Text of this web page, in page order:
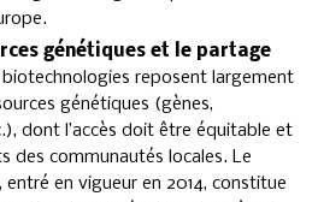
génétiques et le partage
biotechnologies reposent largement
génétiques (gènes,
dont l’accès doit être équitable et
des communautés locales. Le
en vigueur en 2014, constitue